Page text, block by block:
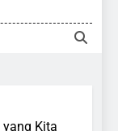
yang Kita